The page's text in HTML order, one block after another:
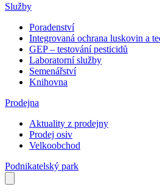
Služby
Poradenství
Integrovaná ochrana luskovin a
GEP – testování pesticidů
Laboratorní služby
Semenářství
Knihovna
Prodejna
Aktuality z prodejny
Prodej osiv
Velkoobchod
Podnikatelský park